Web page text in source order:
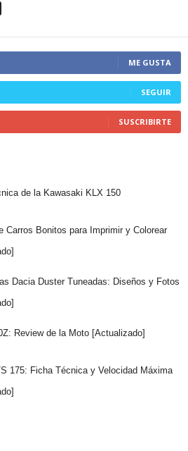
ME GUSTA
SEGUIR
SUSCRIBIRTE
de la Kawasaki KLX 150
Carros Bonitos para Imprimir y Colorear
Dacia Duster Tuneadas: Diseños y Fotos
Review de la Moto [Actualizado]
175: Ficha Técnica y Velocidad Máxima